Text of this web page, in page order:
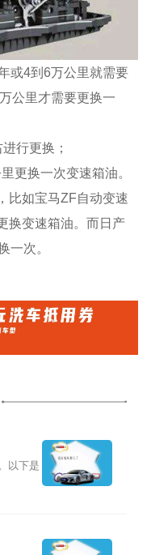
或4到6万公里就需要
公里才需要更换一
行更换；
更换一次变速箱油。
比如宝马ZF自动变速
换变速箱油。而日产
一次。
以下是